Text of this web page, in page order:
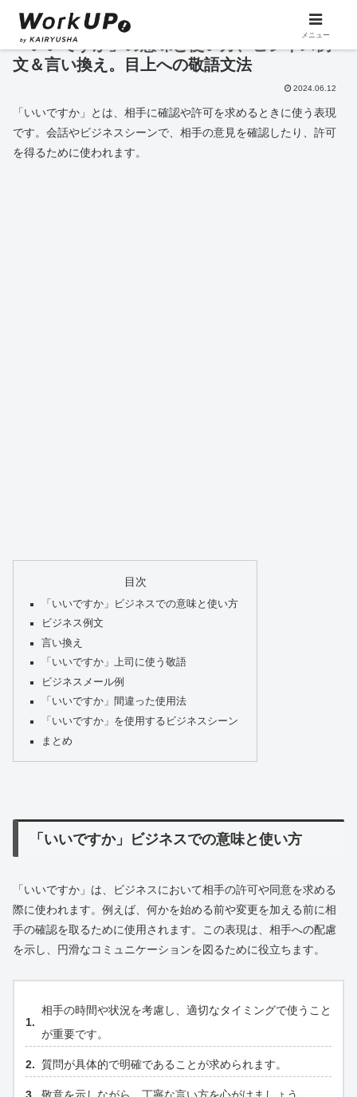
「いいですか」の意味と使い方、ビジネス例
文＆言い換え。目上への敬語文法
2024.06.12
「いいですか」とは、相手に確認や許可を求めるときに使う表現
です。会話やビジネスシーンで、相手の意見を確認したり、許可
を得るために使われます。
目次
「いいですか」ビジネスでの意味と使い方
ビジネス例文
言い換え
「いいですか」上司に使う敬語
ビジネスメール例
「いいですか」間違った使用法
「いいですか」を使用するビジネスシーン
まとめ
「いいですか」ビジネスでの意味と使い方
「いいですか」は、ビジネスにおいて相手の許可や同意を求める
際に使われます。例えば、何かを始める前や変更を加える前に相
手の確認を取るために使用されます。この表現は、相手への配慮
を示し、円滑なコミュニケーションを図るために役立ちます。
相手の時間や状況を考慮し、適切なタイミングで使うこと
が重要です。
質問が具体的で明確であることが求められます。
メニュー